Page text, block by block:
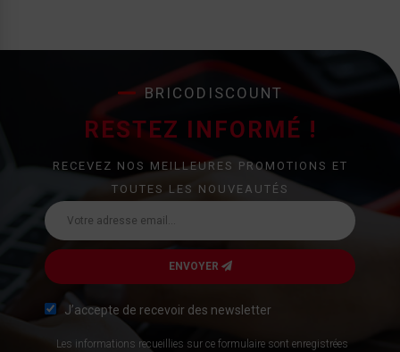
BRICODISCOUNT
RESTEZ INFORMÉ !
RECEVEZ NOS MEILLEURES PROMOTIONS ET
TOUTES LES NOUVEAUTÉS
ENVOYER
J’accepte de recevoir des newsletter
Les informations recueillies sur ce formulaire sont enregistrées